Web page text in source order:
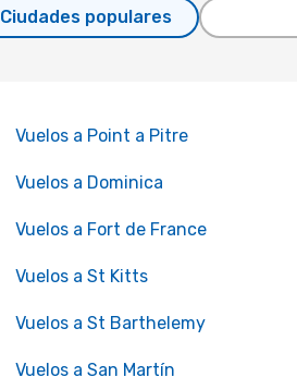
Ciudades populares
Vuelos a Point a Pitre
Vuelos a Dominica
Vuelos a Fort de France
Vuelos a St Kitts
Vuelos a St Barthelemy
Vuelos a San Martín